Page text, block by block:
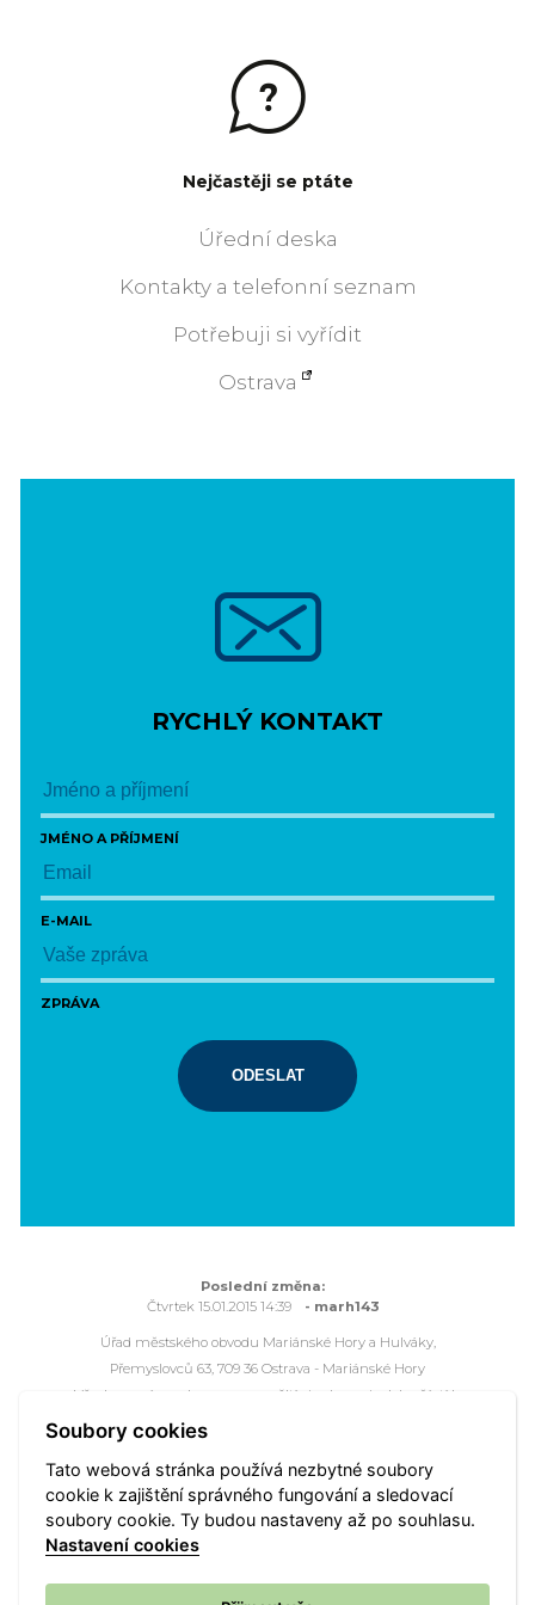
Nejčastěji se ptáte
Úřední deska
Kontakty a telefonní seznam
Potřebuji si vyřídit
Ostrava
RYCHLÝ KONTAKT
JMÉNO A PŘÍJMENÍ
E-MAIL
ZPRÁVA
ODESLAT
Poslední změna:
Čtvrtek 15.01.2015 14:39
- marh143
Úřad městského obvodu Mariánské Hory a Hulváky,
Přemyslovců 63, 709 36 Ostrava - Mariánské Hory
Všechna práva vyhrazena - použití obsahu nebo jeho částí je
možné pouze se souhlasem Úřadu městského obvodu
Webové stránky jsou ve správě společnosti OVANET a.s.
Mapa portálu Přístupnost Nastavení cookies
Soubory cookies
Tato webová stránka používá nezbytné soubory
cookie k zajištění správného fungování a sledovací
soubory cookie. Ty budou nastaveny až po souhlasu.
Nastavení cookies